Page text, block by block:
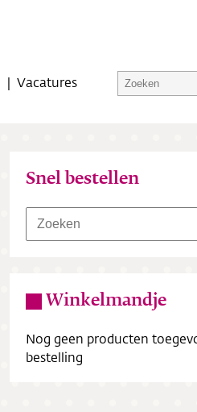
Vacatures
Snel bestellen
Winkelmandje
Nog geen producten
bestelling